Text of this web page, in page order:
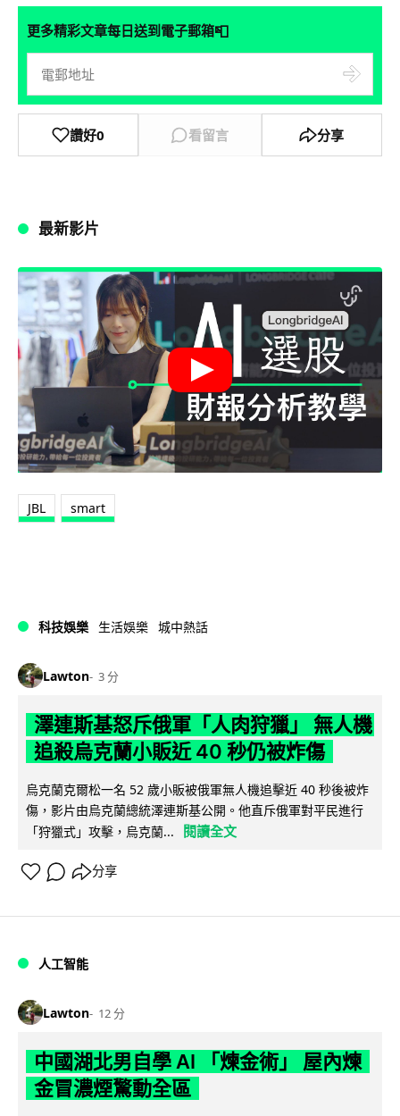
更多精彩文章每日送到電子郵箱📮
讚好0 看留言 分享
最新影片
JBL smart
科技娛樂 生活娛樂 城中熱話
Lawton 3 分
澤連斯基怒斥俄軍「人肉狩獵」 無人機
追殺烏克蘭小販近 40 秒仍被炸傷
烏克蘭克爾松一名 52 歲小販被俄軍無人機追擊近 40 秒後被炸
傷，影片由烏克蘭總統澤連斯基公開。他直斥俄軍對平民進行
「狩獵式」攻擊，烏克蘭...
閱讀全文
分享
人工智能
Lawton 12 分
中國湖北男自學 AI 「煉金術」 屋內煉
金冒濃煙驚動全區